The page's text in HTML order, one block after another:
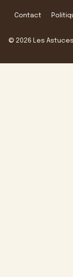
Contact
© 2026 Les